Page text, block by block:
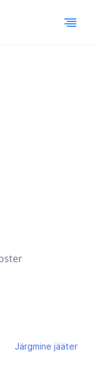
Järgmine jääter